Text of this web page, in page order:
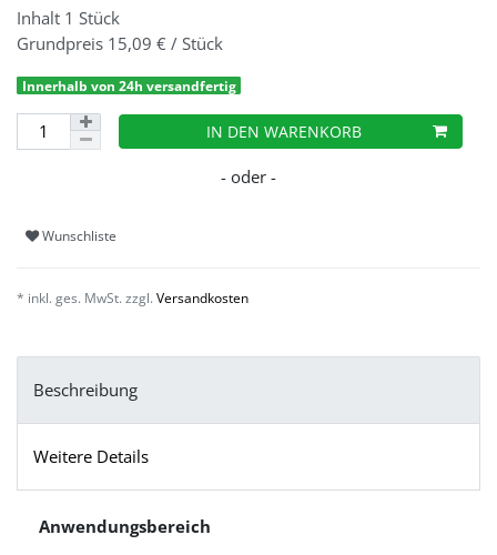
Inhalt 1 Stück
Grundpreis 15,09 € / Stück
Innerhalb von 24h versandfertig
IN DEN WARENKORB
Wunschliste
* inkl. ges. MwSt. zzgl. Versandkosten
Beschreibung
Weitere Details
Anwendungsbereich